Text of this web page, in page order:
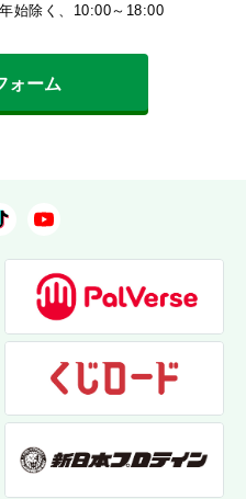
始除く、10:00～18:00
ォーム